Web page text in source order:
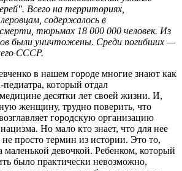
Всего на территориях,
содержалось в
смерти, тюрьмах 18 000 000 человек. Из
были уничтожены. Среди погибших —
СССР.
в нашем городе многие знают как
педиатра, который отдал
десятки лет своей жизни. И,
женщину, трудно поверить, что
городскую организацию
Но мало кто знает, что для нее
просто термин из истории. Это то,
маленькой девочкой. Ребенком, который
было практически невозможно,